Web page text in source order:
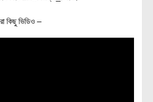
কিছু ভিডিও –